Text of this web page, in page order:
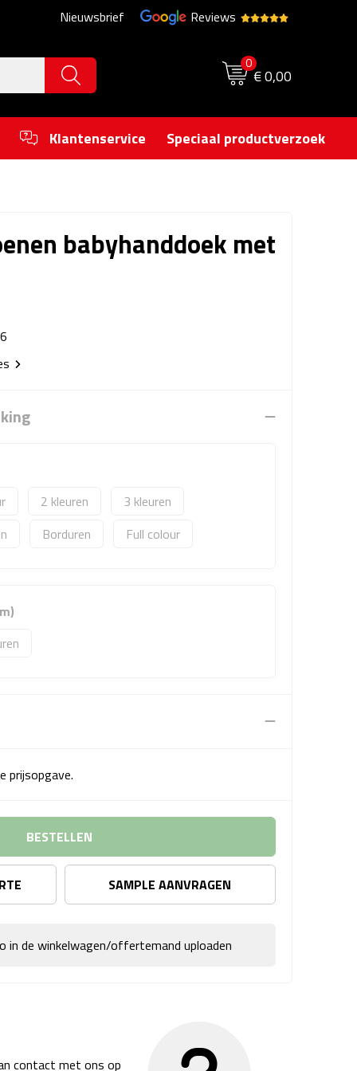
Nieuwsbrief Reviews
0
€ 0,00
Klantenservice Speciaal productverzoek
babyhanddoek met
2
3
Borduren
Full colour
prijsopgave.
BESTELLEN
SAMPLE AANVRAGEN
in de winkelwagen/offertemand uploaden
contact met ons op